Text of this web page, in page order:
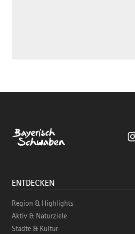
ENTDECKEN
Region & Highlights
Aktiv & Naturziele
Städte & Kultur